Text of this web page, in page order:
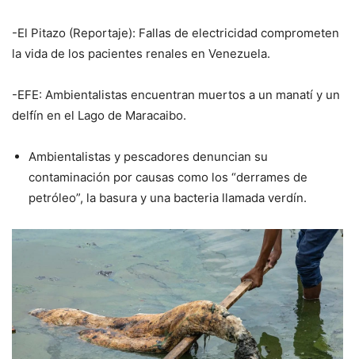
-El Pitazo (Reportaje): Fallas de electricidad comprometen
la vida de los pacientes renales en Venezuela.
-EFE: Ambientalistas encuentran muertos a un manatí y un
delfín en el Lago de Maracaibo.
Ambientalistas y pescadores denuncian su
contaminación por causas como los “derrames de
petróleo”, la basura y una bacteria llamada verdín.